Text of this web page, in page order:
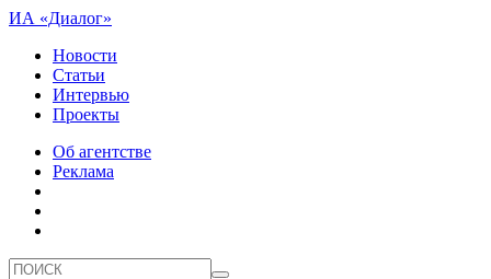
ИА «Диалог»
Новости
Статьи
Интервью
Проекты
Об агентстве
Реклама